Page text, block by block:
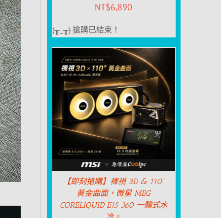
NT$6,890
(╥_╥) 搶購已結束！
【即刻搶購】裸視 3D & 110°
黃金曲面，微星 MEG
CORELIQUID E15 360 一體式水